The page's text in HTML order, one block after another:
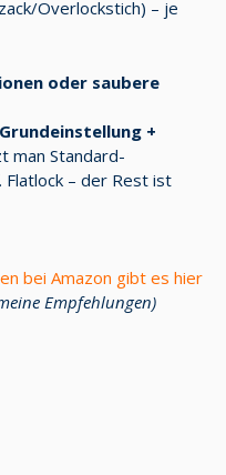
Overlockstich) – je
oder saubere
Grundeinstellung +
man Standard-
Flatlock – der Rest ist
bei Amazon gibt es hier
Empfehlungen)